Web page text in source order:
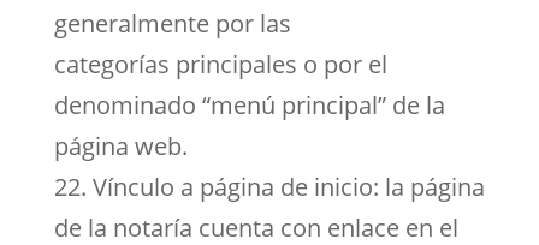
generalmente por las
categorías principales o por el
denominado “menú principal” de la
página web.
22. Vínculo a página de inicio: la página
de la notaría cuenta con enlace en el